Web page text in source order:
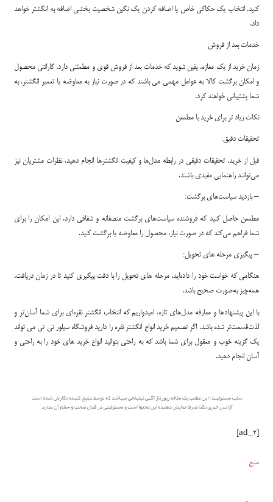
کنید. انتخاب یک حکاکی خاص یا اضافه کردن یک نگین شخصیت بخشی اضافه به انگشتر خواهد
داد.
خدمات بعد از فروش
زمان خرید از یک مغازه، یقین شوید که خدمات بعد از فروش قوی و مطمئنی دارد. گارانتی محصول
و امکان برگشت کالا به عوامل مهمی می باشند که در صورت نیاز به معاوضه یا تعمیر انگشتر، به
شما پشتیبانی خواهند کرد.
نکات زیاد تر برای خرید با مطمعن
تحقیقات دقیق:
قبل از خرید، تحقیقات دقیقی در رابطه مدل‌ها و کیفیت انگشترها انجام دهید. نظرات مشتریان نیز
می‌توانند راهنمایی مفیدی باشند.
– بازدید سیاست‌های برگشت:
مطمعن حاصل کنید که فروشنده سیاست‌های برگشت منصفانه و شفافی دارد. این امکان را برای
شما فراهم می‌کند که در صورت نیاز، محصول را معاوضه یا برگشت کنید.
– پیگیری مرحله های تحویل:
هنگامی که خواست خود را داده‌اید، مرحله های تحویل را با دقت پیگیری کنید تا در زمان دریافت،
همه‌چیز به‌صورت صحیح باشد.
با این پیشنهاد‌ها و معارفه مدل‌های تازه، امیدواریم که انتخاب انگشتر نقره‌ای برای شما آسان‌تر و
لذت‌قسمت‌تر شده باشد. اگر تصمیم خرید انواع انگشتر نقره را دارید فروشگاه سیلور تی تی می تواند
یک گزینه خوب و معقول برای شما باشد که به راحتی بتوانید انواع خرید های خود را به راحتی و
آسان انجام دهید.
منبع